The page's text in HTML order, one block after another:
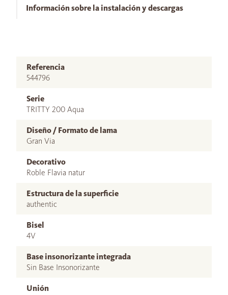
Información sobre la instalación y descargas
Referencia
544796
Serie
TRITTY 200 Aqua
Diseño / Formato de lama
Gran Via
Decorativo
Roble Flavia natur
Estructura de la superficie
authentic
Bisel
4V
Base insonorizante integrada
Sin Base Insonorizante
Unión